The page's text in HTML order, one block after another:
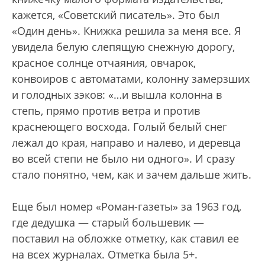
кажется, «Советский писатель». Это был
«Один день». Книжка решила за меня все. Я
увидела белую слепящую снежную дорогу,
красное солнце отчаяния, овчарок,
конвоиров с автоматами, колонну замерзших
и голодных зэков: «…и вышла колонна в
степь, прямо против ветра и против
краснеющего восхода. Голый белый снег
лежал до края, направо и налево, и деревца
во всей степи не было ни одного». И сразу
стало понятно, чем, как и зачем дальше жить.
Еще был номер «Роман-газеты» за 1963 год,
где дедушка — старый большевик —
поставил на обложке отметку, как ставил ее
на всех журналах. Отметка была 5+.